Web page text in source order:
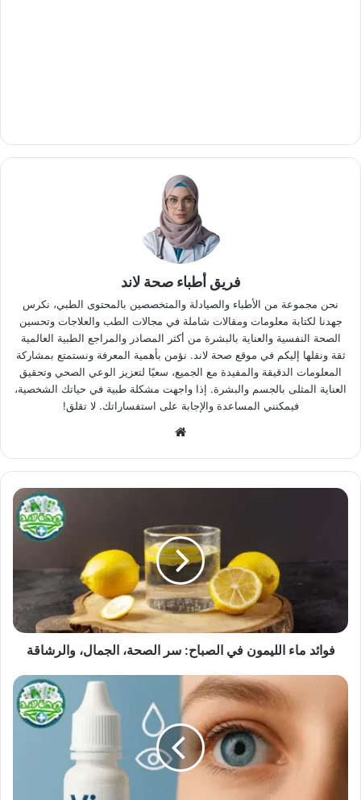
فريق أطباء صحة لاند
نحن مجموعة من الأطباء والصيادلة والمتخصصين بالمحتوى الطبي، نكرس
جهدنا لكتابة معلومات ومقالات شاملة في مجالات الطب والعلاجات وتحسين
الصحة النفسية والعناية بالبشرة من أكثر المصادر والمراجع الطبية العالمية
ثقة ونقلها إليكم في موقع صحة لاند. نؤمن بأهمية المعرفة ونستمتع بمشاركة
المعلومات الدقيقة والمفيدة مع الجميع، سعيًا لتعزيز الوعي الصحي وتحقيق
العناية المثلى بالجسم والبشرة. إذا واجهت مشكلة طبية في حياتك الشخصية،
فيمكنني المساعدة والإجابة على استفساراتك. لا تقلق!
فوائد ماء الليمون في الصباح: سر الصحة، الجمال، والرشاقة